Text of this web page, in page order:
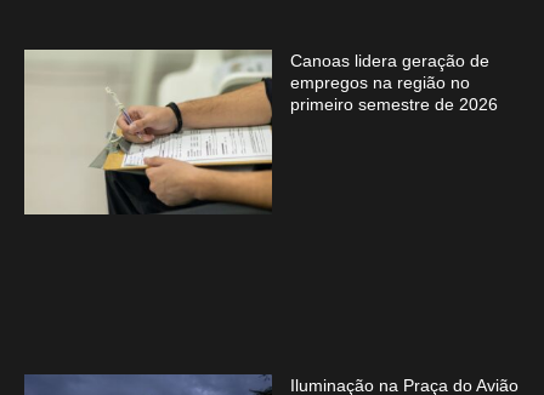
Canoas lidera geração de
empregos na região no
primeiro semestre de 2026
Iluminação na Praça do Avião